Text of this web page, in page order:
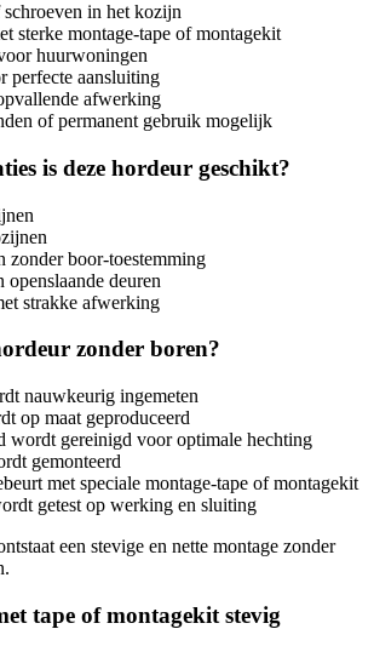
in het kozijn
sterke montage-tape of montagekit
huurwoningen
perfecte aansluiting
afwerking
of permanent gebruik mogelijk
is deze hordeur geschikt?
zonder boor-toestemming
openslaande deuren
strakke afwerking
zonder boren?
nauwkeurig ingemeten
op maat geproduceerd
wordt gereinigd voor optimale hechting
gemonteerd
met speciale montage-tape of montagekit
getest op werking en sluiting
een stevige en nette montage zonder
tape of montagekit stevig